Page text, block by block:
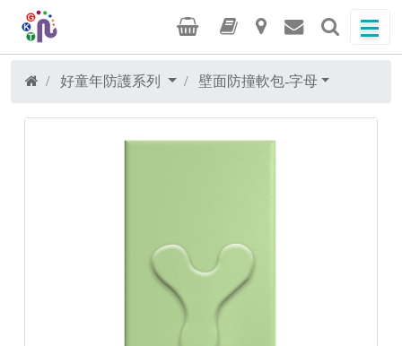
好童年防護系列 壁面防撞軟包-字母